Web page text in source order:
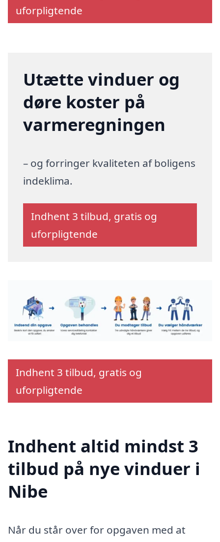
uforpligtende
Utætte vinduer og
døre koster på
varmeregningen
– og forringer kvaliteten af boligens
indeklima.
Indhent 3 tilbud, gratis og
uforpligtende
Indhent 3 tilbud, gratis og
uforpligtende
Indhent altid mindst 3
tilbud på nye vinduer i
Nibe
Når du står over for opgaven med at